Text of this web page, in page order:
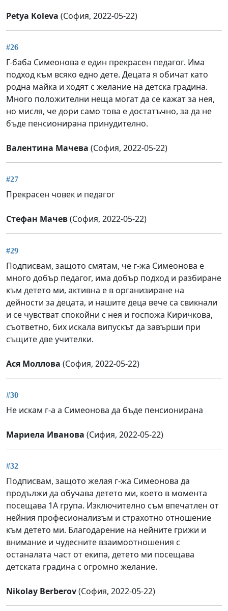
Petya Koleva (София, 2022-05-22)
#26
Г-баба Симеонова е един прекрасен педагог. Има
подход към всяко едно дете. Децата я обичат като
родна майка и ходят с желание на детска градина.
Много положителни неща могат да се кажат за нея,
но мисля, че дори само това е достатъчно, за да не
бъде пенсионирана принудително.
Валентина Мачева (София, 2022-05-22)
#27
Прекрасен човек и педагог
Стефан Мачев(София, 2022-05-22)
#29
Подписвам, защото смятам, че г-жа Симеонова е
много добър педагог, има добър подход и разбиране
към детето ми, активна е в организиране на
дейности за децата, и нашите деца вече са свикнали
и се чувстват спокойни с нея и госпожа Киричкова,
съответно, бих искала випускът да завърши при
същите две учителки.
Ася Моллова (София, 2022-05-22)
#30
Не искам г-а а Симеонова да бъде пенсионирана
Мариела Иванова (Сифия, 2022-05-22)
#32
Подписвам, защото желая г-жа Симеонова да
продължи да обучава детето ми, което в момента
посещава 1А група. Изключително съм впечатлен от
нейния професионализъм и страхотно отношение
към детето ми. Благодарение на нейните грижи и
внимание и чудесните взаимоотношения с
останалата част от екипа, детето ми посещава
детската градина с огромно желание.
Nikolay Berberov(София, 2022-05-22)